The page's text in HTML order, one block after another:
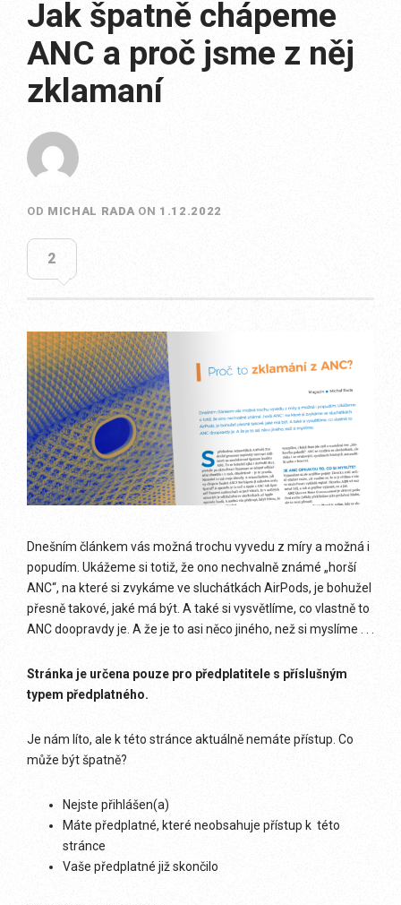
Jak špatně chápeme
ANC a proč jsme z něj
zklamaní
OD MICHAL RADA ON 1.12.2022
2
Dnešním článkem vás možná trochu vyvedu z míry a možná i
popudím. Ukážeme si totiž, že ono nechvalně známé „horší
ANC“, na které si zvykáme ve sluchátkách AirPods, je bohužel
přesně takové, jaké má být. A také si vysvětlíme, co vlastně to
ANC doopravdy je. A že je to asi něco jiného, než si myslíme . . .
Stránka je určena pouze pro předplatitele s příslušným
typem předplatného.
Je nám líto, ale k této stránce aktuálně nemáte přístup. Co
může být špatně?
Nejste přihlášen(a)
Máte předplatné, které neobsahuje přístup k této
stránce
Vaše předplatné již skončilo